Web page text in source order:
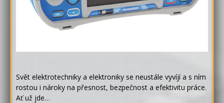
Svět elektrotechniky a elektroniky se neustále vyvíjí a s ním
rostou i nároky na přesnost, bezpečnost a efektivitu práce.
Ať už jde…